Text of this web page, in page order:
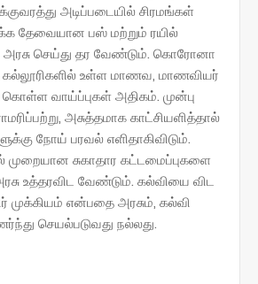
அடிப்படையில் சிரமங்கள்
தேவையான பஸ் மற்றும் ரயில்
செய்து தர வேண்டும். கொரோனா
கல்லூரிகளில் உள்ள மாணவ, மாணவியர்
கொள்ள வாய்ப்புகள் அதிகம். முன்பு
அசுத்தமாக காட்சியளித்தால்
நோய் பரவல் எளிதாகிவிடும்.
முறையான சுகாதார கட்டமைப்புகளை
உத்தரவிட வேண்டும். கல்வியை விட
முக்கியம் என்பதை அரசும், கல்வி
செயல்படுவது நல்லது.